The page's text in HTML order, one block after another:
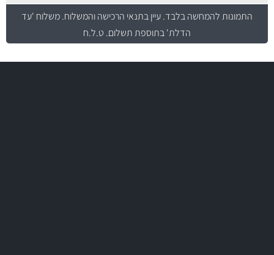
התמונות להמחשה בלבד.עיין בתנאי הרכישה והמשלוח. משלוח 'עד
הדלת' בתוספת תשלום. ט.ל.ח